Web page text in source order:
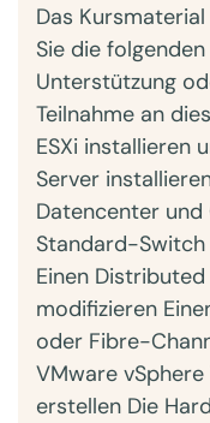
Das
Sie die
Unterstützung
Teilnahme an
ESXi installieren
Server
Datencenter und
Standard-
Einen
modifizieren
oder Fibre-
VMware
erstellen Die